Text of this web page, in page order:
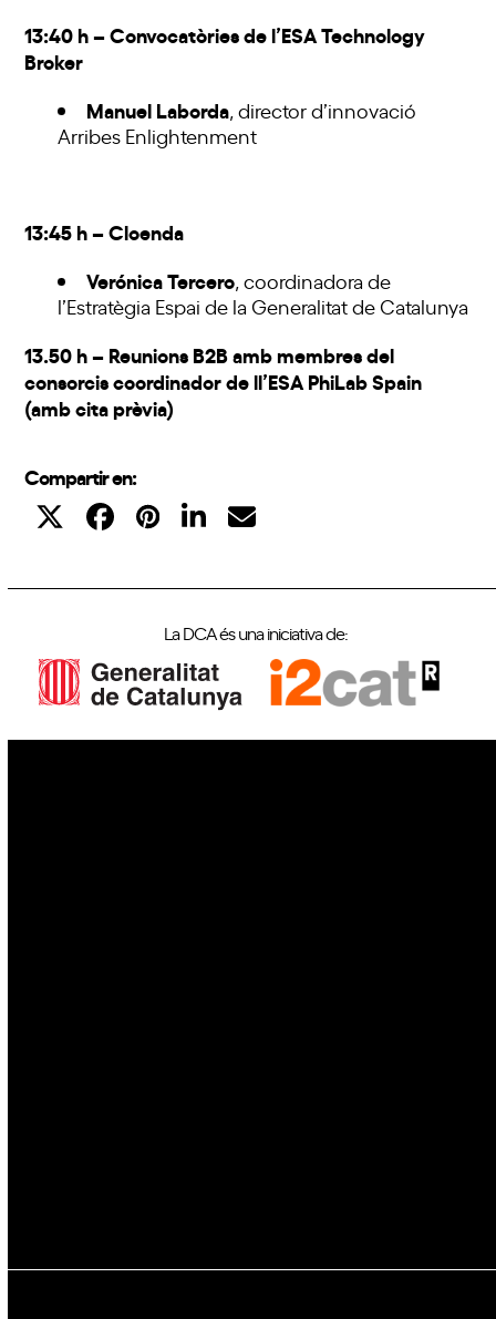
13:40 h – Convocatòries de l’ESA Technology
Broker
Manuel Laborda , director d’innovació
Arribes Enlightenment
13:45 h – Cloenda
Verónica Tercero , coordinadora de
l’Estratègia Espai de la Generalitat de Catalunya
13.50 h – Reunions B2B amb membres del
consorcis coordinador de ll’ESA PhiLab Spain
(amb cita prèvia)
Compartir en:
La DCA és una iniciativa de: